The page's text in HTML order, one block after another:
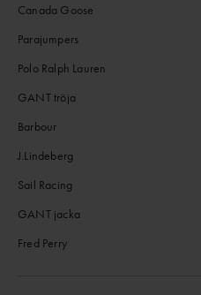
Canada Goose
Parajumpers
Polo Ralph Lauren
GANT tröja
Barbour
J.Lindeberg
Sail Racing
GANT jacka
Fred Perry